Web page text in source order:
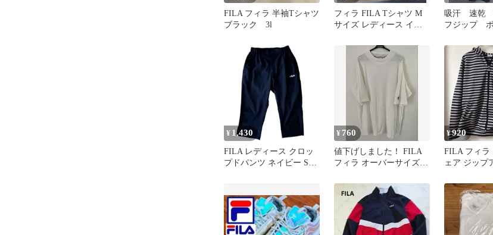
FILA フィラ 半袖Tシャツ
ブラック 3l
フィラ FILA Tシャツ M
サイズ レディース イエ
吸汗 速乾
フジップ
¥ 1,430
FILA レディース クロッ
プドパンツ ネイビー Sサ
¥ 760
値下げしました！ FILA
フィラ オーバーサイズ
¥920
FILA フィラ
ェア ジップ